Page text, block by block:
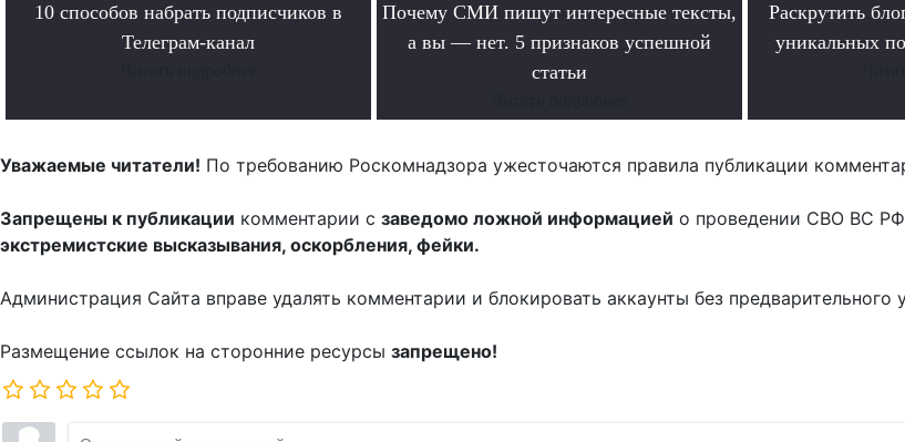
10 способов набрать подписчиков в
Телеграм-канал
Почему СМИ пишут интересные тексты,
а вы — нет. 5 признаков успешной
статьи
Раскрутить
уникальных
Уважаемые читатели! По требованию Роскомнадзора ужесточаются правила публикации
Запрещены к публикации комментарии с заведомо ложной информацией о проведении СВО ВС
экстремистские высказывания, оскорбления, фейки.
Администрация Сайта вправе удалять комментарии и блокировать аккаунты без предварительного
Размещение ссылок на сторонние ресурсы запрещено!